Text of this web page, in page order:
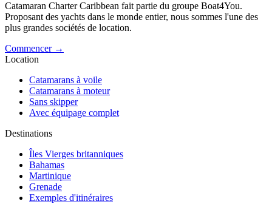
Catamaran Charter Caribbean fait partie du groupe Boat4You.
Proposant des yachts dans le monde entier, nous sommes l'une des
plus grandes sociétés de location.
Commencer →
Location
Catamarans à voile
Catamarans à moteur
Sans skipper
Avec équipage complet
Destinations
Îles Vierges britanniques
Bahamas
Martinique
Grenade
Exemples d'itinéraires